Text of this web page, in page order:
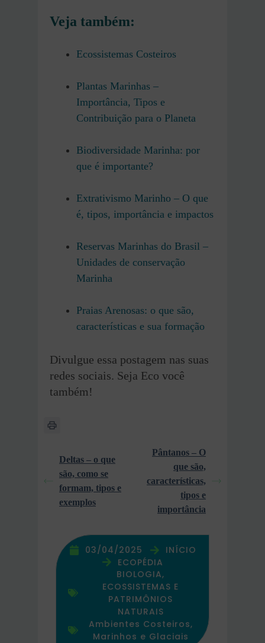
Veja também:
Ecossistemas Costeiros
Plantas Marinhas –
Importância, Tipos e
Contribuição para o Planeta
Biodiversidade Marinha: por
que é importante?
Extrativismo Marinho – O que
é, tipos, importância e impactos
Reservas Marinhas do Brasil –
Unidades de conservação
Marinha
Praias Arenosas: o que são,
características e sua formação
Divulgue essa postagem nas suas
redes sociais. Seja Eco você
também!
Deltas – o que
são, como se
formam, tipos e
exemplos
Pântanos – O
que são,
características,
tipos e
importância
03/04/2025
INÍCIO
ECOPÉDIA
BIOLOGIA,
ECOSSISTEMAS E
PATRIMÔNIOS
NATURAIS
Ambientes Costeiros,
Marinhos e Glaciais